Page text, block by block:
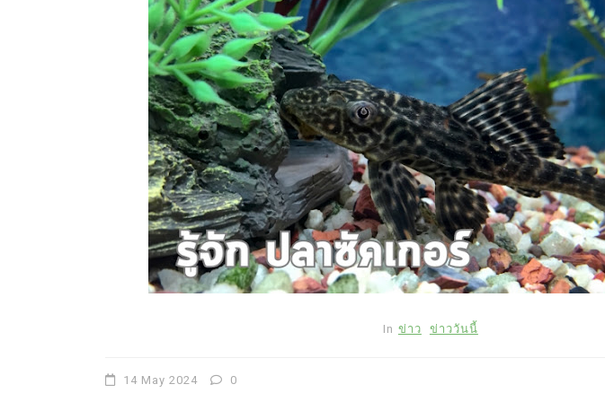
In ข่าว ข่าววันนี้
14 May 2024 0